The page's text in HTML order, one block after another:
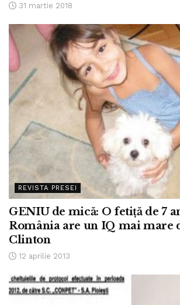
31 martie 2018
REVISTA PRESEI
GENIU de mică: O fetiţă de 7
România are un IQ mai mare
Clinton
12 aprilie 2013